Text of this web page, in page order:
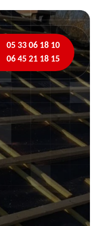
05 33 06 18 10
06 45 21 18 15